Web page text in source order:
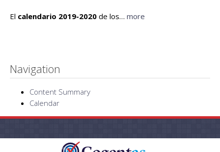
El calendario 2019-2020 de los… more
Navigation
Content Summary
Calendar